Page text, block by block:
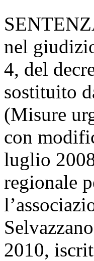
nel
4, del
sostituito
(Misure
con
luglio
regionale
2010,